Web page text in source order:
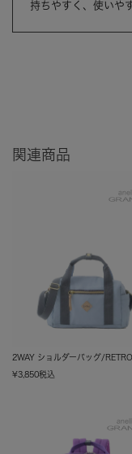
持ちやすく、使いや
関連商品
2WAY ショルダーバッグ/
¥3,850税込